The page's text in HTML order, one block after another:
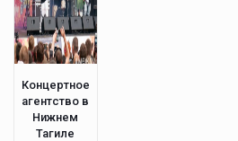
Концертное
агентство в
Нижнем
Тагиле